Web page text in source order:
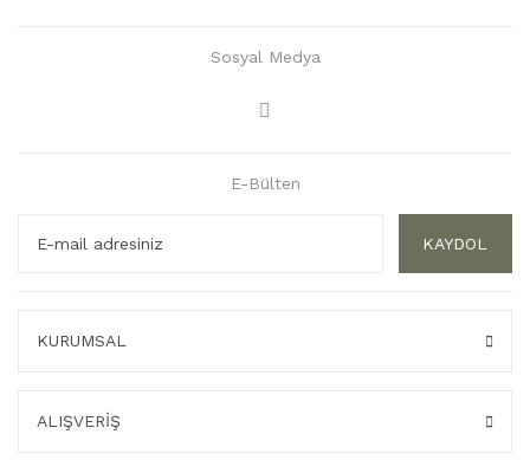
Sosyal Medya
E-Bülten
KAYDOL
KURUMSAL
ALIŞVERİŞ